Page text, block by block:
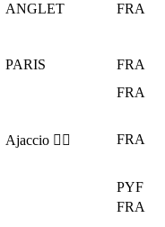
ANGLET FRA
PARIS
FRA
FRA
Ajaccio 🏴‍☠️ FRA
PYF
FRA